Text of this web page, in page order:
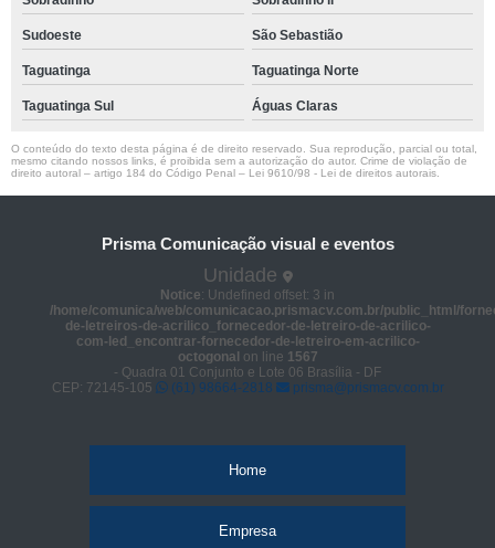
Sudoeste São Sebastião
Taguatinga Taguatinga Norte
Taguatinga Sul Águas Claras
O conteúdo do texto desta página é de direito reservado. Sua reprodução, parcial ou total,
mesmo citando nossos links, é proibida sem a autorização do autor. Crime de violação de
direito autoral – artigo 184 do Código Penal – Lei 9610/98 - Lei de direitos autorais
Prisma Comunicação visual e eventos
Unidade
Notice: Undefined offset: 3 in
/home/comunica/web/comunicacao.prismacv.com.br/public_html/
de-letreiros-de-acrilico_fornecedor-de-letreiro-de-acrilico-
com-led_encontrar-fornecedor-de-letreiro-em-acrilico-
octogonal on line 1567
- Quadra 01 Conjunto e Lote 06 Brasília - DF
CEP: 72145-105
(61) 98664-2818 prisma@prismacv.com.br
Home
Empresa